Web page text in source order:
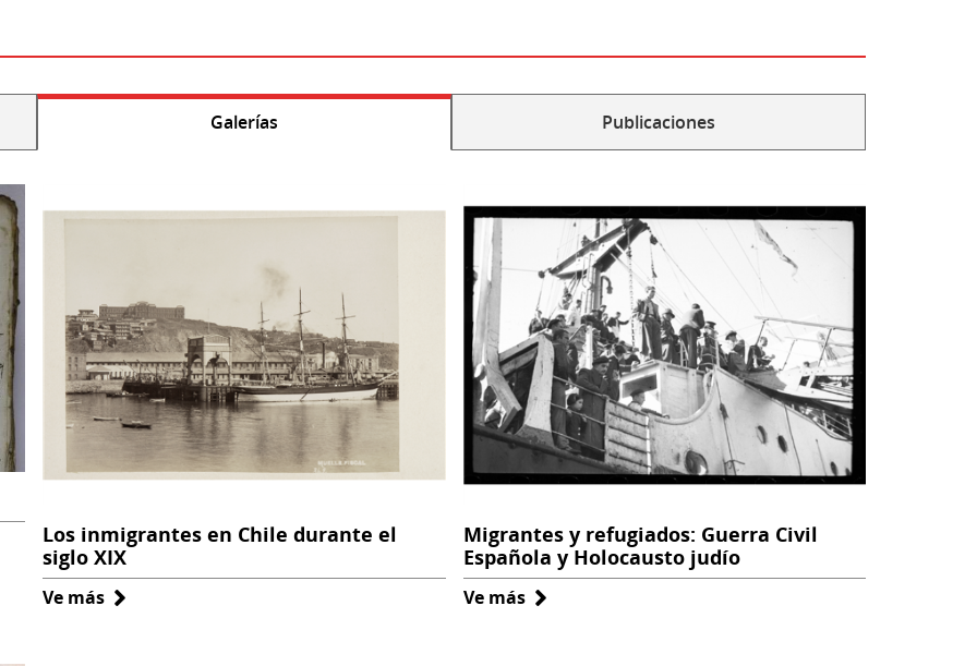
Galerías Publicaciones
Los inmigrantes en Chile durante el
siglo XIX
Ve más sobre
Migrantes y refugiados: Guerra Civil
Española y Holocausto judío
Ve mássobre